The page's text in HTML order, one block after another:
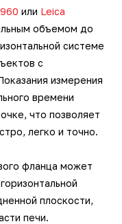
или Leica
объемом до
системе
с
измерения
времени
что позволяет
легко и точно.
фланца может
плоскости,
печи.